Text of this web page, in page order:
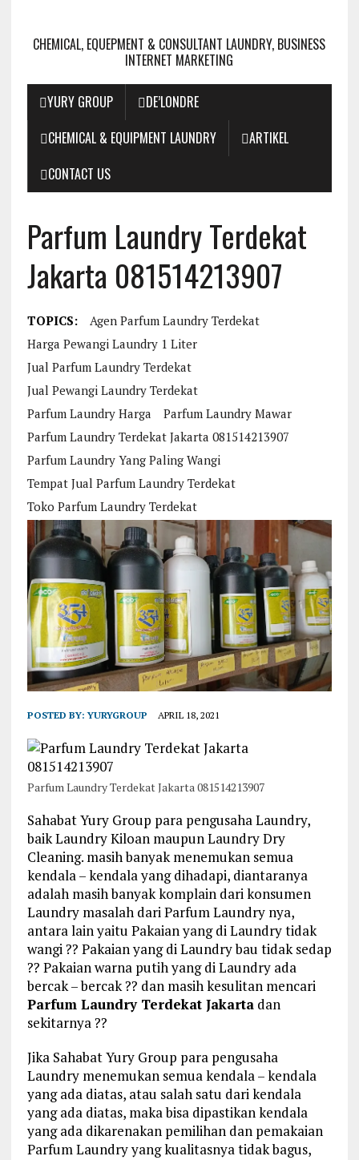
CHEMICAL, EQUEPMENT & CONSULTANT LAUNDRY, BUSINESS
INTERNET MARKETING
YURY GROUP
DE’LONDRE
CHEMICAL & EQUIPMENT LAUNDRY
ARTIKEL
CONTACT US
Parfum Laundry Terdekat
Jakarta 081514213907
TOPICS:
Agen Parfum Laundry Terdekat
Harga Pewangi Laundry 1 Liter
Jual Parfum Laundry Terdekat
Jual Pewangi Laundry Terdekat
Parfum Laundry Harga
Parfum Laundry Mawar
Parfum Laundry Terdekat Jakarta 081514213907
Parfum Laundry Yang Paling Wangi
Tempat Jual Parfum Laundry Terdekat
Toko Parfum Laundry Terdekat
POSTED BY:YURYGROUP APRIL 18, 2021
Parfum Laundry Terdekat Jakarta 081514213907
Sahabat Yury Group para pengusaha Laundry,
baik Laundry Kiloan maupun Laundry Dry
Cleaning. masih banyak menemukan semua
kendala – kendala yang dihadapi, diantaranya
adalah masih banyak komplain dari konsumen
Laundry masalah dari Parfum Laundry nya,
antara lain yaitu Pakaian yang di Laundry tidak
wangi ?? Pakaian yang di Laundry bau tidak sedap
?? Pakaian warna putih yang di Laundry ada
bercak – bercak ?? dan masih kesulitan mencari
Parfum Laundry Terdekat Jakartadan
sekitarnya ??
Jika Sahabat Yury Group para pengusaha
Laundry menemukan semua kendala – kendala
yang ada diatas, atau salah satu dari kendala
yang ada diatas, maka bisa dipastikan kendala
yang ada dikarenakan pemilihan dan pemakaian
Parfum Laundry yang kualitasnya tidak bagus,